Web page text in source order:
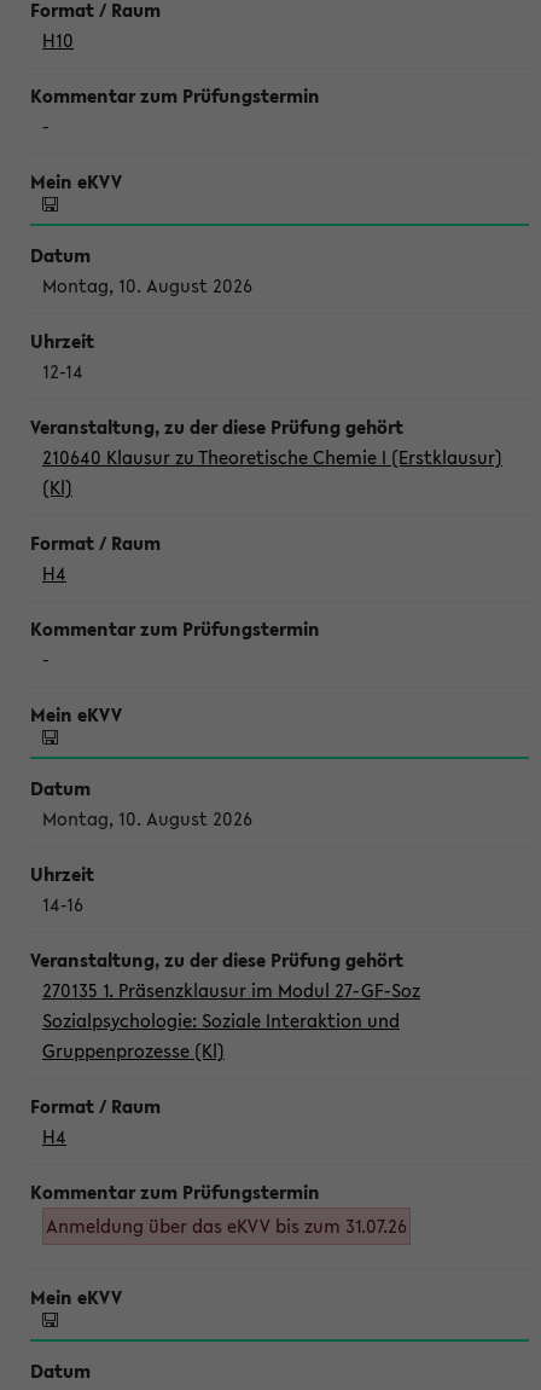
H10
-
Montag, 10. August 2026
12-14
210640 Klausur zu Theoretische Chemie I (Erstklausur)
(Kl)
H4
-
Montag, 10. August 2026
14-16
270135 1. Präsenzklausur im Modul 27-GF-Soz
Sozialpsychologie: Soziale Interaktion und
Gruppenprozesse (Kl)
H4
Anmeldung über das eKVV bis zum 31.07.26